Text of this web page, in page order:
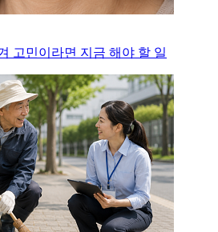
고민이라면 지금 해야 할 일